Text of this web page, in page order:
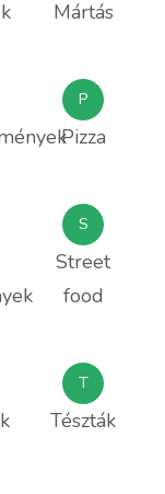
Mártás
P
Pizza
S
Street
food
T
Tészták